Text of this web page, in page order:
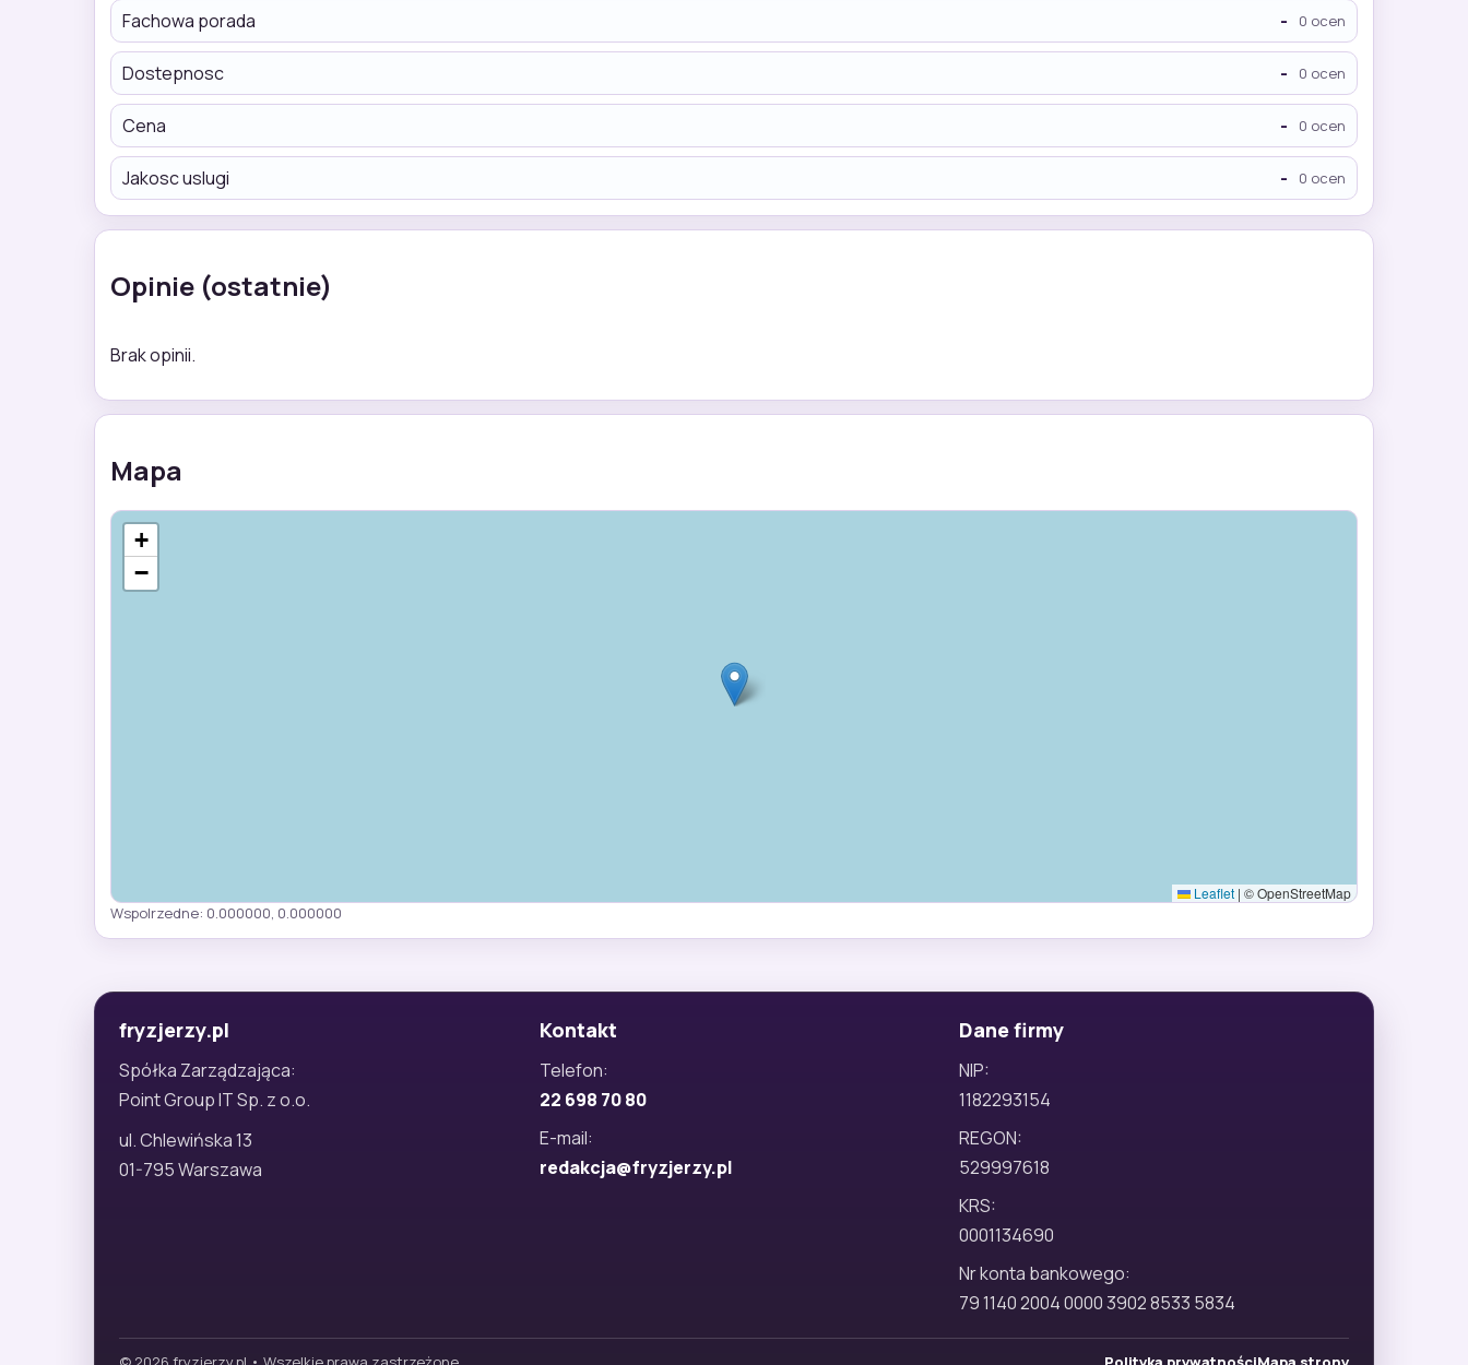
Fachowa porada - 0 ocen
Dostepnosc - 0 ocen
Cena - 0 ocen
Jakosc uslugi - 0 ocen
Opinie (ostatnie)
Brak opinii.
Mapa
+
−
Leaflet | © OpenStreetMap
Wspolrzedne: 0.000000, 0.000000
fryzjerzy.pl
Spółka Zarządzająca:
Point Group IT Sp. z o.o.
ul. Chlewińska 13
01-795 Warszawa
Kontakt
Telefon:
22 698 70 80
E-mail:
redakcja@fryzjerzy.pl
Dane firmy
NIP:
1182293154
REGON:
529997618
KRS:
0001134690
Nr konta bankowego:
79 1140 2004 0000 3902 8533 5834